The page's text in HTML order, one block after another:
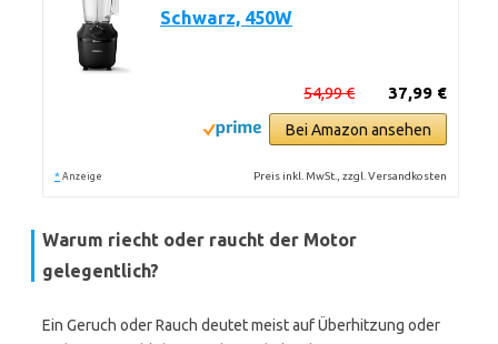
Schwarz, 450W
37,99 €
54,99 €
Bei Amazon ansehen
* Anzeige Preis inkl. MwSt., zzgl. Versandkosten
Warum riecht oder raucht der Motor
gelegentlich?
Ein Geruch oder Rauch deutet meist auf Überhitzung oder